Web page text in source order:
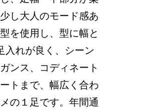
し大人のモード感あ
を使用し、型に幅と
入れが良く、シーン
ンス、コディネート
トまで、幅広く合わ
の１足です。年間通